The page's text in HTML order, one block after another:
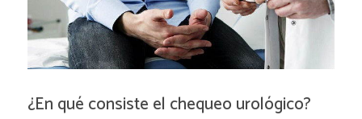
¿En qué consiste el chequeo urológico?